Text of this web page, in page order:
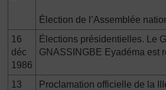
Élection de l’Assemblée
16
déc
1986
Élections présidentielles. Le
GNASSINGBE Eyadéma est
13
Proclamation officielle de la